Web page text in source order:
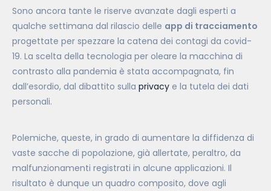
Sono ancora tante le riserve avanzate dagli esperti a
qualche settimana dal rilascio delle app di tracciamento
progettate per spezzare la catena dei contagi da covid-
19. La scelta della tecnologia per oleare la macchina di
contrasto alla pandemia è stata accompagnata, fin
dall’esordio, dal dibattito sulla privacy e la tutela dei dati
personali.
Polemiche, queste, in grado di aumentare la diffidenza di
vaste sacche di popolazione, già allertate, peraltro, da
malfunzionamenti registrati in alcune applicazioni. Il
risultato è dunque un quadro composito, dove agli